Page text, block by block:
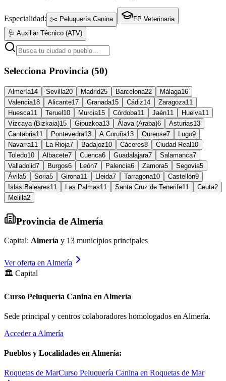
Especialidad: ✂️ Peluquería Canina
FP Veterinaria
🩺 Auxiliar Técnico (ATV)
Selecciona Provincia (50)
Almería14 Sevilla20 Madrid25 Barcelona22 Málaga16
Valencia18 Alicante17 Granada15 Cádiz14 Zaragoza11
Huesca11 Teruel 10 Murcia15 Córdoba11 Jaén11 Huelva11
Vizcaya (Bizkaia)15 Gipuzkoa13 Álava (Araba)6 Asturias13
Cantabria11 Pontevedra13 A Coruña13 Ourense7 Lugo9
Navarra11 La Rioja7 Badajoz10 Cáceres8 Ciudad Real 10
Toledo10 Albacete7 Cuenca6 Guadalajara7 Salamanca7
Valladolid7 Burgos6 León7 Palencia6 Zamora5 Segovia5
Ávila5 Soria5 Girona11 Lleida7 Tarragona10 Castellón9
Islas Baleares11 Las Palmas11 Santa Cruz de Tenerife11 Ceuta2
Melilla2
Provincia de Almería
Capital: Almería y 13 municipios principales
Ver oferta en Almería
🏛️ Capital
Curso Peluquería Canina en Almería
Sede principal y centros colaboradores homologados en Almería.
Acceder a Almería
Pueblos y Localidades en Almería:
Roquetas de MarCurso Peluquería Canina en Roquetas de Mar